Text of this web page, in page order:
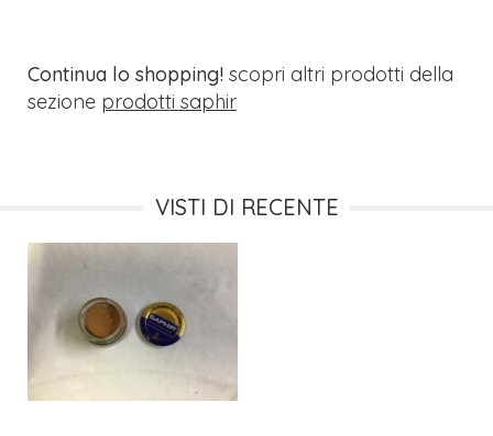
Continua lo shopping! scopri altri prodotti della
sezione prodotti saphir
VISTI DI RECENTE